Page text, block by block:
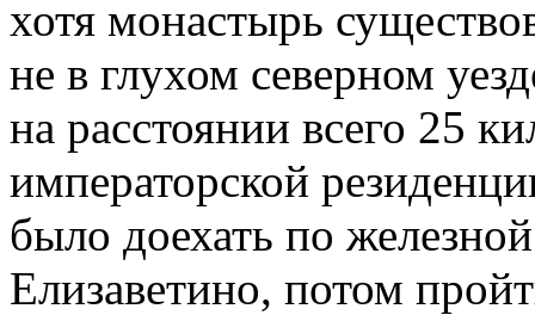
хотя монастырь
не в глухом северном
на расстоянии всего 25
императорской
было доехать по
Елизаветино, потом